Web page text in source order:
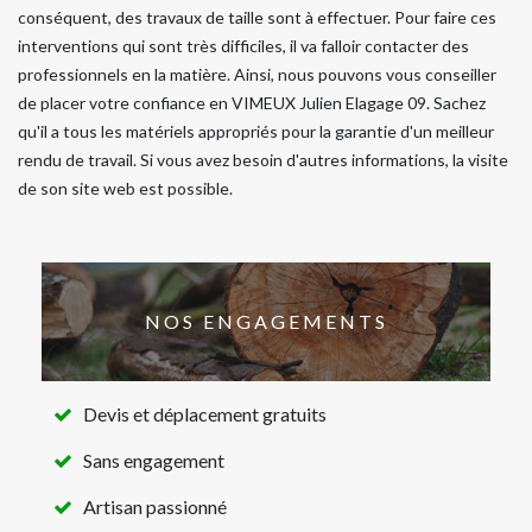
conséquent, des travaux de taille sont à effectuer. Pour faire ces
interventions qui sont très difficiles, il va falloir contacter des
professionnels en la matière. Ainsi, nous pouvons vous conseiller
de placer votre confiance en VIMEUX Julien Elagage 09. Sachez
qu'il a tous les matériels appropriés pour la garantie d'un meilleur
rendu de travail. Si vous avez besoin d'autres informations, la visite
de son site web est possible.
NOS ENGAGEMENTS
Devis et déplacement gratuits
Sans engagement
Artisan passionné